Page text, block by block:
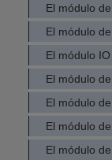
El módulo
El módulo
El módulo
El módulo
El módulo
El módulo
El módulo